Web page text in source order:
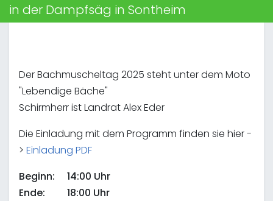
in der Dampfsäg in Sontheim
Der Bachmuscheltag 2025 steht unter dem Moto
"Lebendige Bäche"
Schirmherr ist Landrat Alex Eder
Die Einladung mit dem Programm finden sie hier -
> Einladung PDF
Beginn: 14:00 Uhr
Ende: 18:00 Uhr